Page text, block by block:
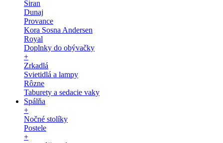
Siran
Dunaj
Provance
Kora Sosna Andersen
Royal
Doplnky do obývačky
+
Zrkadlá
Svietidlá a lampy
Rôzne
Taburety a sedacie vaky
Spálňa
+
Nočné stolíky
Postele
+